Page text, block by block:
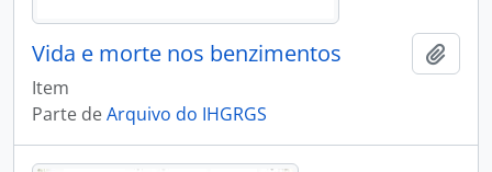
Vida e morte nos benzimentos
Item
Parte deArquivo do IHGRGS